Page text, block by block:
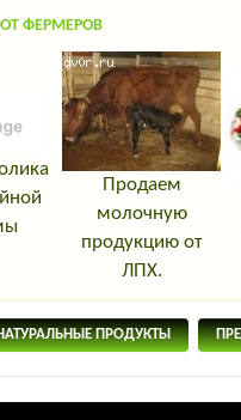
ФЕРМЕРОВ
Продаем
молочную
продукцию от
ЛПХ.
ПРОДУКТЫ